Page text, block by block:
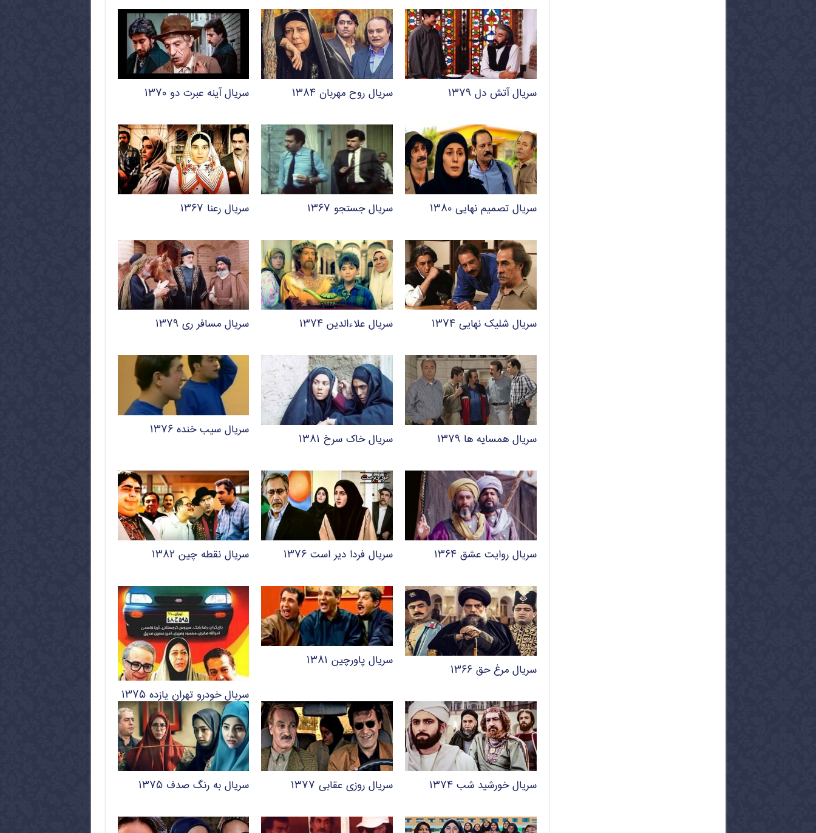
سریال آتش دل ۱۳۷۹ سریال روح مهربان ۱۳۸۴ سریال آینه عبرت دو ۱۳۷۰
سریال تصمیم نهایی ۱۳۸۰ سریال جستجو ۱۳۶۷ سریال رعنا ۱۳۶۷
سریال شلیک نهایی ۱۳۷۴ سریال علاءالدین ۱۳۷۴ سریال مسافر ری ۱۳۷۹
سریال همسایه ها ۱۳۷۹ سریال خاک سرخ ۱۳۸۱
سریال سیب خنده ۱۳۷۶
سریال روایت عشق ۱۳۶۴ سریال فردا دیر است ۱۳۷۶ سریال نقطه چین ۱۳۸۲
سریال مرغ حق ۱۳۶۶
سریال پاورچین ۱۳۸۱
سریال خودرو تهران یازده ۱۳۷۵
سریال خورشید شب ۱۳۷۴ سریال روزی عقابی ۱۳۷۷ سریال به رنگ صدف ۱۳۷۵